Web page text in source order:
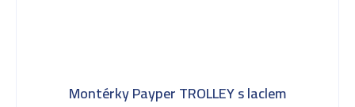
Montérky Payper TROLLEY s laclem